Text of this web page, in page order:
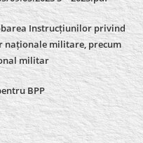
Instrucțiunilor privind
naționale militare, precum
militar
BPP